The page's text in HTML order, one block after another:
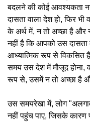
बदलने की कोई आवश्यकता
दासता वाला देश हो, फिर
के अर्थ में, न तो अच्छा है और
नहीं है कि आपको उस दासता
आध्यात्मिक रूप से विकसित
समय उस देश में मौजूद होना,
रूप से, उसमें न तो अच्छा है
उस समयरेखा में, लोग
नहीं पहुंच पाए, जिसके कारण